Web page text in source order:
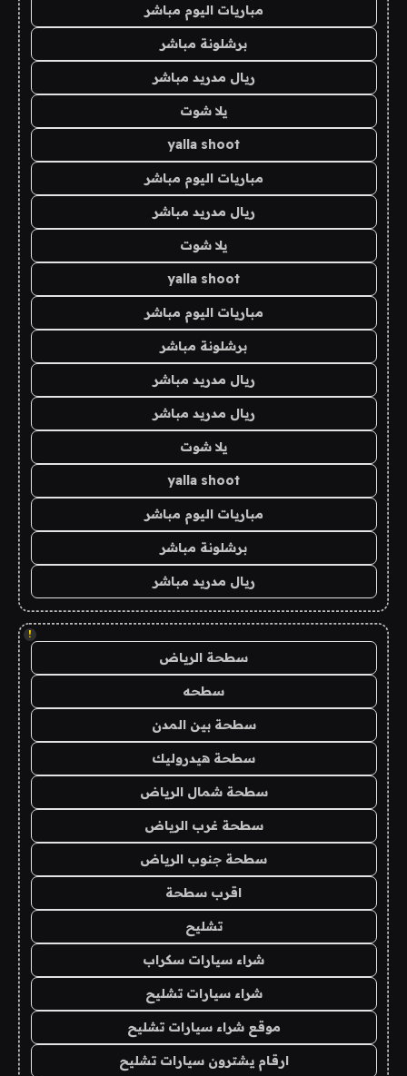
مباريات اليوم مباشر
برشلونة مباشر
ريال مدريد مباشر
يلا شوت
yalla shoot
مباريات اليوم مباشر
ريال مدريد مباشر
يلا شوت
yalla shoot
مباريات اليوم مباشر
برشلونة مباشر
ريال مدريد مباشر
ريال مدريد مباشر
يلا شوت
yalla shoot
مباريات اليوم مباشر
برشلونة مباشر
ريال مدريد مباشر
!
سطحة الرياض
سطحه
سطحة بين المدن
سطحة هيدروليك
سطحة شمال الرياض
سطحة غرب الرياض
سطحة جنوب الرياض
اقرب سطحة
تشليح
شراء سيارات سكراب
شراء سيارات تشليح
موقع شراء سيارات تشليح
ارقام يشترون سيارات تشليح